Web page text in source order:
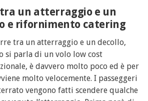
tra un atterraggio e un
e rifornimento catering
tra un atterraggio e un decollo,
si parla di un volo low cost
è davvero molto poco ed è per
molto velocemente. I passeggeri
vengono fatti scendere qualche